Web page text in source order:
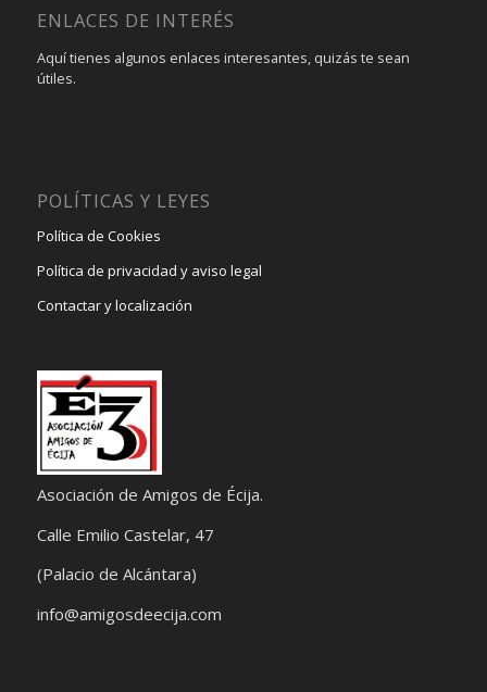
ENLACES DE INTERÉS
Aquí tienes algunos enlaces interesantes, quizás te sean
útiles.
POLÍTICAS Y LEYES
Política de Cookies
Política de privacidad y aviso legal
Contactar y localización
Asociación de Amigos de Écija.
Calle Emilio Castelar, 47
(Palacio de Alcántara)
info@amigosdeecija.com